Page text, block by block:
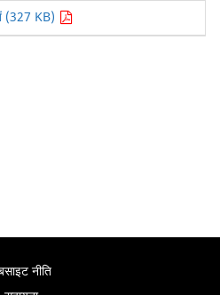
(327 KB)
नीति